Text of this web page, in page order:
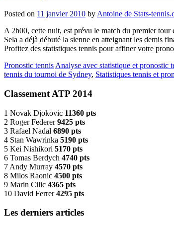
Posted on 11 janvier 2010 by Antoine de Stats-
A 2h00, cette nuit, est prévu le match du premier
Sela a déjà débuté la sienne en atteignant les demis
Profitez des statistiques tennis pour affiner votre
Pronostic tennis Analyse avec statistique et pronostic
tennis du tournoi de Sydney, Statistiques tennis et
Classement ATP 2014
1 Novak Djokovic 11360 pts
2 Roger Federer9425 pts
3 Rafael Nadal 6890 pts
4 Stan Wawrinka 5190 pts
5 Kei Nishikori 5170 pts
6 Tomas Berdych 4740 pts
7 Andy Murray 4570 pts
8 Milos Raonic 4500 pts
9 Marin Cilic 4365 pts
10 David Ferrer4295 pts
Les derniers articles